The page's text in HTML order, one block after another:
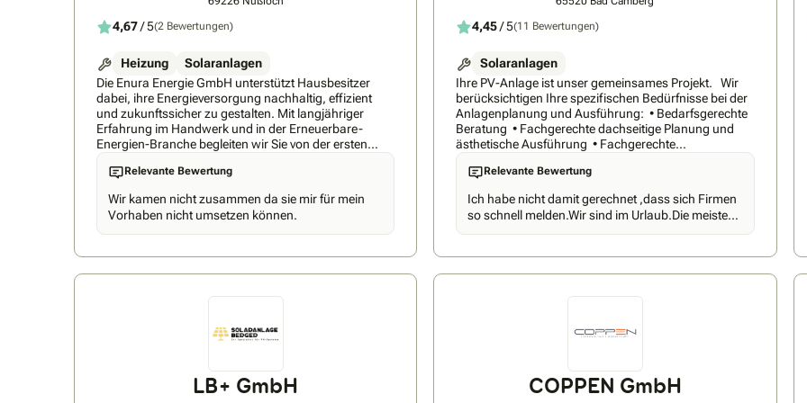
4,67/ 5(2 Bewertungen)
Heizung
Solaranlagen
Die Enura Energie GmbH unterstützt Hausbesitzer
dabei, ihre Energieversorgung nachhaltig, effizient
und zukunftssicher zu gestalten. Mit langjähriger
Erfahrung im Handwerk und in der Erneuerbare-
Energien-Branche begleiten wir Sie von der ersten
Beratung bis zur fertigen Installation und weiter im
Aftersale – kompetent, persönlich und
entwickeln wir individuelle Lösungen, die genau auf
Ihre Bedürfnisse abgestimmt sind. Mithilfe modernster
3D-Planung zeigen wir Ihnen bereits vor der
unsere Projekte setzen wir ausschließlich auf
profitieren Sie von hoher Qualität, einer langen
Lebensdauer und attraktiven Garantiezeiten – für eine
erfahrenes Handwerkerteam steht für präzise,
saubere und fachgerechte Arbeit nach höchsten
Relevante Bewertung
Wir kamen nicht zusammen da sie mir für mein
Vorhaben nicht umsetzen können.
4,45/ 5(11 Bewertungen)
Solaranlagen
Ihre PV-Anlage ist unser gemeinsames Projekt. Wir
berücksichtigen Ihre spezifischen Bedürfnisse bei der
Anlagenplanung und Ausführung: • Bedarfsgerechte
Beratung • Fachgerechte dachseitige Planung und
ästhetische Ausführung • Fachgerechte
elektrotechnische Planung und Ausführung •
Umfassende Einweisung in die Anlage und
zuverlässige Anlagenbetreuung inklusive •
Regelmässiger Updateservice • Regelmässige Analyse
der Anlagenleistung • Regelmässige Wartung Ihrer
Relevante Bewertung
Ich habe nicht damit gerechnet ,dass sich Firmen
so schnell melden.Wir sind im Urlaub.Die meisten
LB+ GmbH COPPEN GmbH